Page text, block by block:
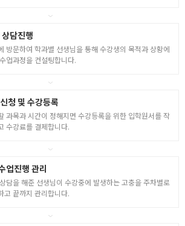
를 활용한 건물 외관 드로잉 및 채색
외관의 채색도구 활용 채색
를 활용한 실내 투시도 드로잉
러링
내부의 채색도구 활용 채색
/ 근생시설 / 공공시설 표현 및 컬러링
/ 문화시설 표현 및 컬러링
담진행
방문하여 학과별 선생님을 통해 수강생의 목적과 상황에
업과정을 컨설팅합니다.
청 및 수강등록
과목과 시간이 정해지면 수강등록을 위한 입학원서를 작
수강료를 결제합니다.
업진행 관리
담을 해준 선생님이 수강중에 발생하는 고충을 주차별로
고 끝까지 관리합니다.